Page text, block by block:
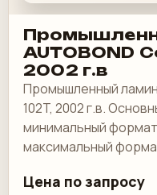
AUTOBOND
2002 г.в
Промышленный
102T, 2002 г.в.
минимальный формат
максимальный
пленки - от 20 до
бумаги и.
Цена по запросу